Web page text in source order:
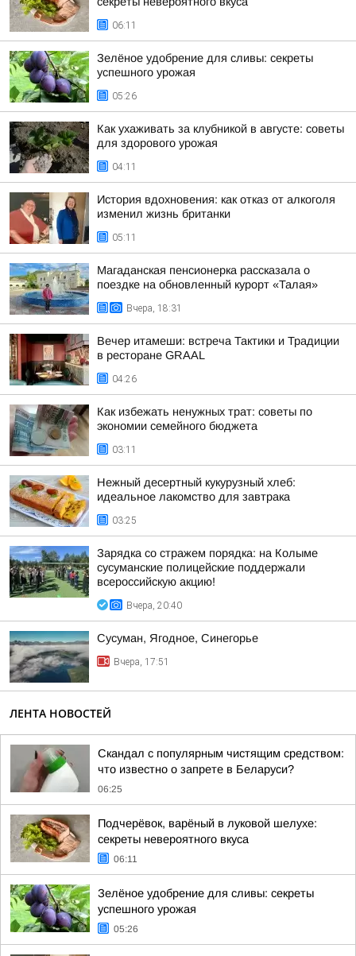
06:11
Зелёное удобрение для сливы: секреты
успешного урожая
05:26
Как ухаживать за клубникой в августе: советы
для здорового урожая
04:11
История вдохновения: как отказ от алкоголя
изменил жизнь британки
05:11
Магаданская пенсионерка рассказала о
поездке на обновленный курорт «Талая»
Вчера, 18:31
Вечер итамеши: встреча Тактики и Традиции
в ресторане GRAAL
04:26
Как избежать ненужных трат: советы по
экономии семейного бюджета
03:11
Нежный десертный кукурузный хлеб:
идеальное лакомство для завтрака
03:25
Зарядка со стражем порядка: на Колыме
сусуманские полицейские поддержали
всероссийскую акцию!
Вчера, 20:40
Сусуман, Ягодное, Синегорье
Вчера, 17:51
ЛЕНТА НОВОСТЕЙ
Скандал с популярным чистящим средством:
что известно о запрете в Беларуси?
06:25
Подчерёвок, варёный в луковой шелухе:
секреты невероятного вкуса
06:11
Зелёное удобрение для сливы: секреты
успешного урожая
05:26